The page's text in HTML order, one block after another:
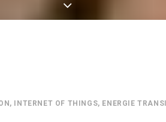
, INTERNET OF THINGS, ENERGIE